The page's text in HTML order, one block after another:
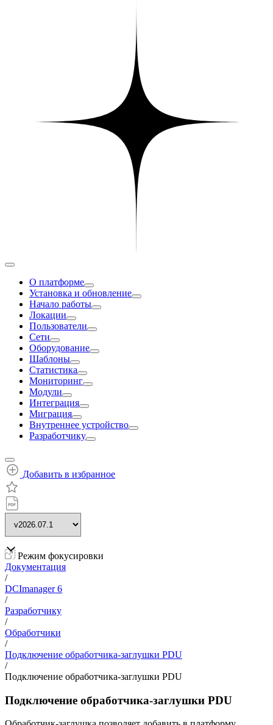
О платформе
Установка и обновление
Начало работы
Локации
Пользователи
Сети
Оборудование
Шаблоны
Статистика
Мониторинг
Модули
Интеграция
Миграция
Внутреннее устройство
Разработчику
Добавить в избранное
Режим фокусировки
Документация
/
DCImanager 6
/
Разработчику
/
Обработчики
/
Подключение обработчика-заглушки PDU
/
Подключение обработчика-заглушки PDU
Подключение обработчика-заглушки PDU